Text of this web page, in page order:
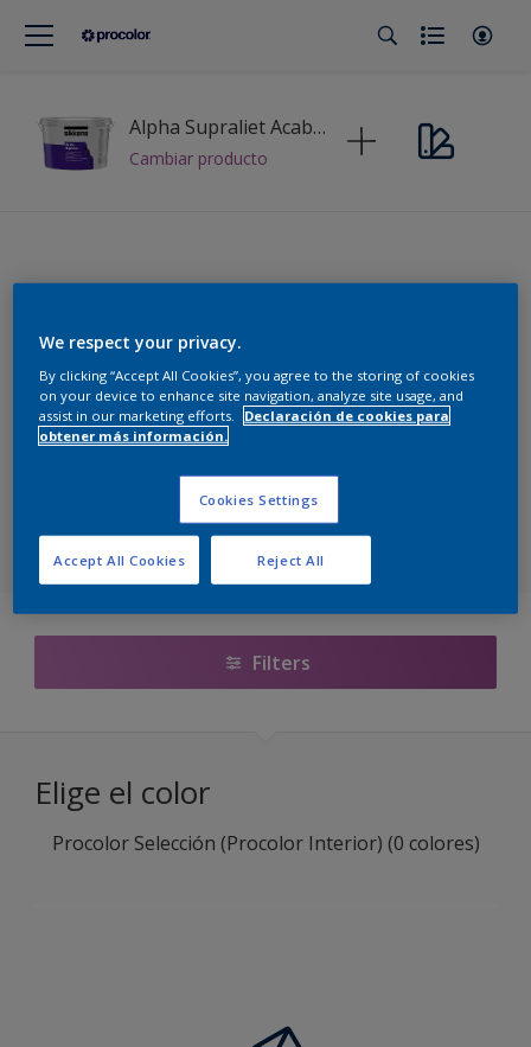
Alpha Supraliet Acabado
Cambiar producto
cada cliente
Colección
Carta de color 5051
Filters
Elige el color
Procolor Selección (Procolor Interior) (0 colores)
We respect your privacy.
By clicking “Accept All Cookies”, you agree to the storing of cookies
on your device to enhance site navigation, analyze site usage, and
assist in our marketing efforts.
Declaración de cookies para
obtener más información.
Cookies Settings
Reject All
Accept All Cookies